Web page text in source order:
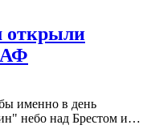
открыли
именно в день
небо над Брестом и…